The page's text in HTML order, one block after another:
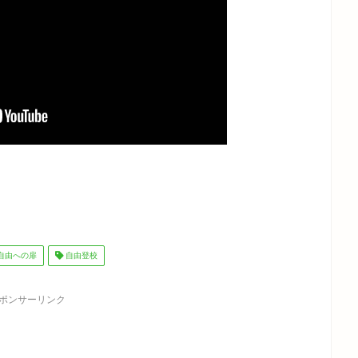
由への扉 自由登校
ンサーリンク